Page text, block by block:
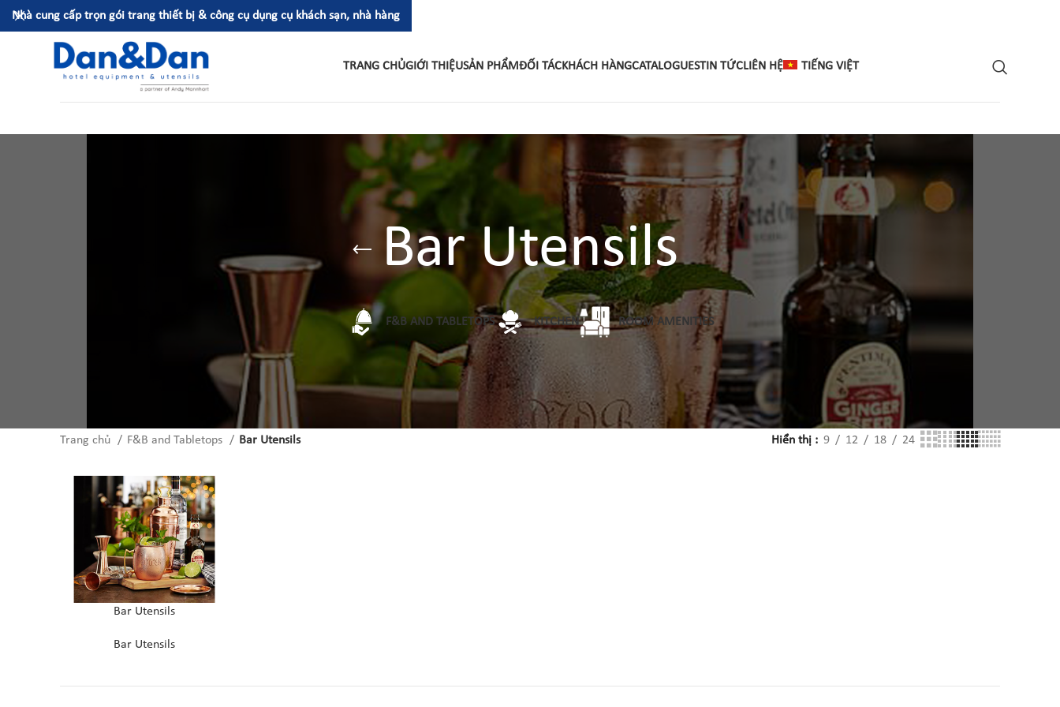
TRANG CHỦGIỚI THIỆUSẢN PHẨMĐỐI TÁCKHÁCH HÀNGCATALOGUESTIN TỨCLIÊN HỆ TIẾNG VIỆT
Bar Utensils
F&B AND TABLETOPS KITCHEN ROOM AMENITIES
Trang chủ F&B and Tabletops Bar Utensils Hiển thị 9 12 18 24
Bar Utensils
Bar Utensils
Nhà cung cấp trọn gói trang thiết bị & công cụ dụng cụ khách sạn, nhà hàng